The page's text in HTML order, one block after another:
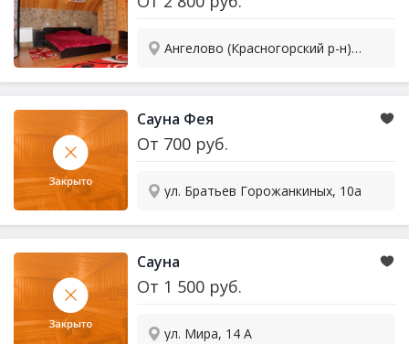
Ангелово (Красногорский р-н), Школьная, 63Б
Сауна Фея
От 700 руб.
ул. Братьев Горожанкиных, 10а
Сауна
От 1 500 руб.
ул. Мира, 14 А